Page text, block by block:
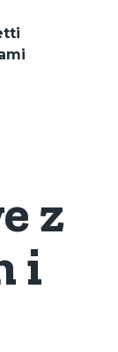
z
i